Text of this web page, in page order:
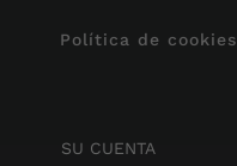
Política de cookies
SU CUENTA